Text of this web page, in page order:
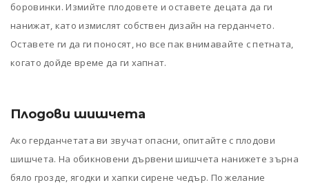
боровинки. Измийте плодовете и оставете децата да ги
нанижат, като измислят собствен дизайн на герданчето.
Оставете ги да ги поносят, но все пак внимавайте с петната,
когато дойде време да ги хапнат.
Плодови шишчета
Ако герданчетата ви звучат опасни, опитайте с плодови
шишчета. На обикновени дървени шишчета нанижете зърна
бяло грозде, ягодки и хапки сирене чедър. По желание